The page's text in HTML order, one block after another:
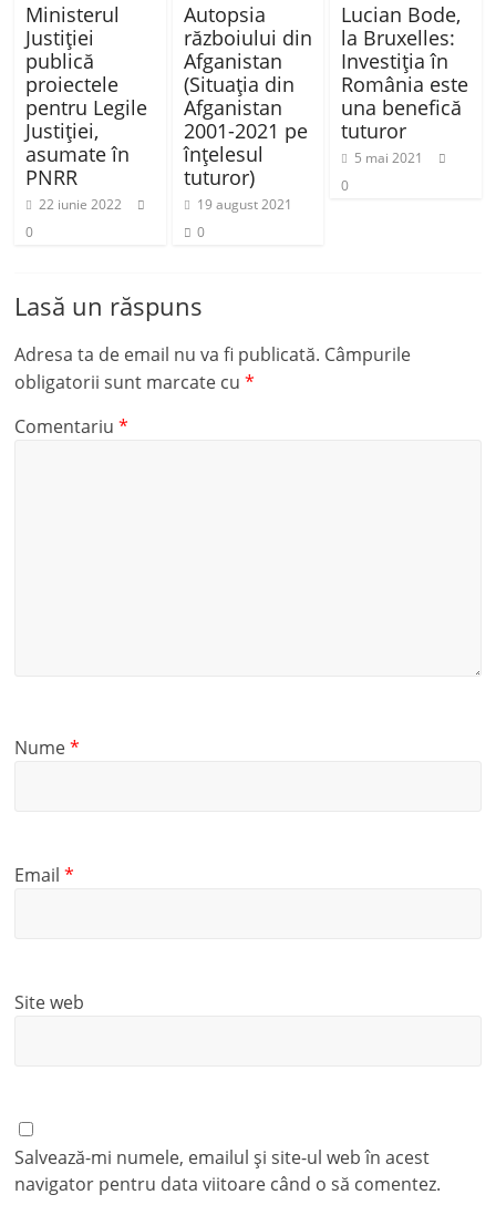
Ministerul
Justiţiei
publică
proiectele
pentru Legile
Justiției,
asumate în
PNRR
22 iunie 2022
0
Autopsia
războiului din
Afganistan
(Situaţia din
Afganistan
2001-2021 pe
înţelesul
tuturor)
19 august 2021
0
Lucian Bode,
la Bruxelles:
Investiţia în
România este
una benefică
tuturor
5 mai 2021
0
Lasă un răspuns
Adresa ta de email nu va fi publicată. Câmpurile
obligatorii sunt marcate cu*
Comentariu*
Nume*
Email*
Site web
Salvează-mi numele, emailul și site-ul web în acest
navigator pentru data viitoare când o să comentez.